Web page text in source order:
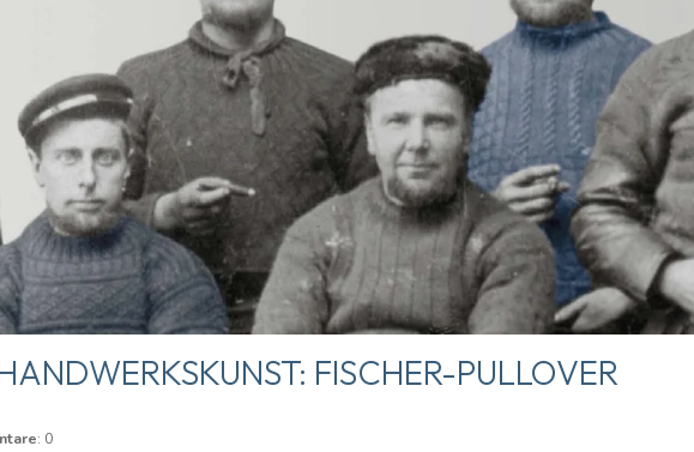
FISCHER-PULLOVER
: 0